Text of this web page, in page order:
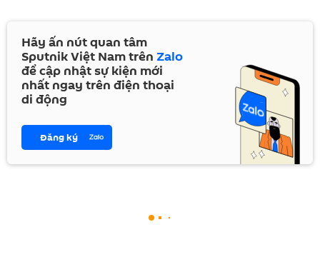
Hãy ấn nút quan tâm
Sputnik Việt Nam trên Zalo
để cập nhật sự kiện mới
nhất ngay trên điện thoại
di động
Đăng ký